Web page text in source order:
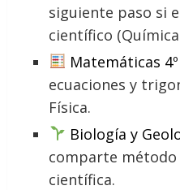
siguiente paso si
científico
Matemáticas 4º
ecuaciones y
Física.
Biología y
comparte
científica.